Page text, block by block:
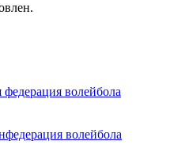
волейбола
волейбола